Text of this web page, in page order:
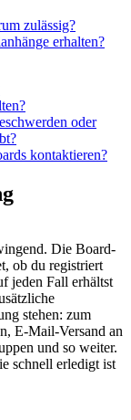
zulässig?
erhalten?
oder
kontaktieren?
Die Board-
ob du registriert
jeden Fall erhältst
stehen: zum
E-Mail-Versand an
und so weiter.
schnell erledigt ist